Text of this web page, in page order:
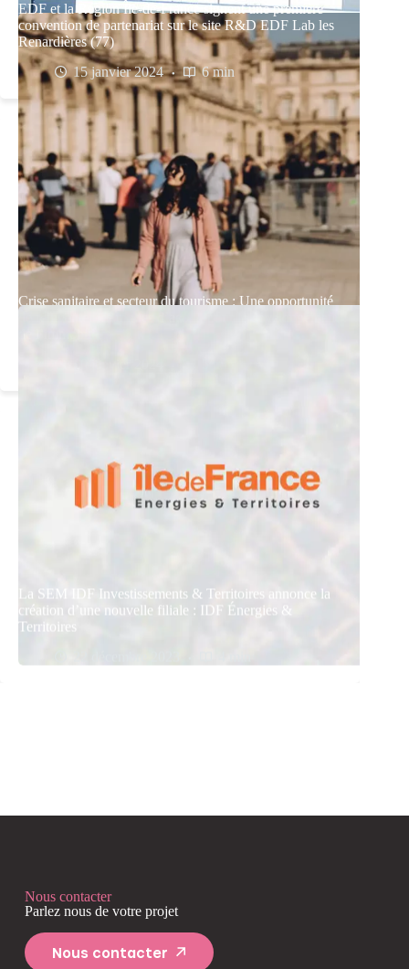
EDF et la Région Île-de-France signent une première
convention de partenariat sur le site R&D EDF Lab les
Renardières (77)
15 janvier 2024
6 min
Crise sanitaire et secteur du tourisme : Une opportunité
La SEM IDF Investissements & Territoires annonce la
création d’une nouvelle filiale : IDF Énergies &
Territoires
Nous contacter
Parlez nous de votre projet
Nous contacter